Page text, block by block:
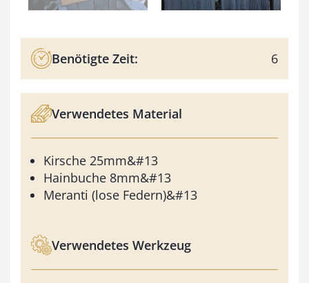
Benötigte Zeit: 6
Verwendetes Material
Kirsche 25mm&#13
Hainbuche 8mm&#13
Meranti (lose Federn)&#13
Verwendetes Werkzeug